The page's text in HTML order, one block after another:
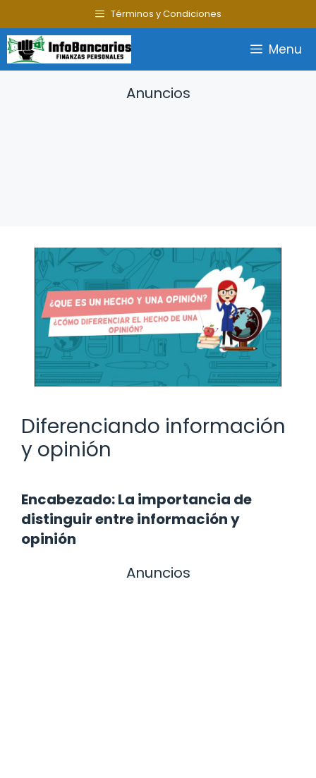
al
contenido
Términos y Condiciones
Menu
Anuncios
Diferenciando información
y opinión
Encabezado: La importancia de
distinguir entre información y
opinión
Anuncios